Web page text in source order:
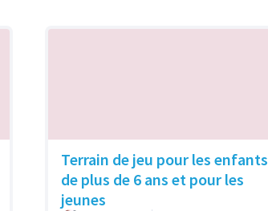
Terrain de jeu pour les enfants
de plus de 6 ans et pour les
jeunes